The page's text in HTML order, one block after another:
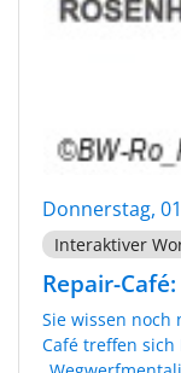
Donnerstag,
Interaktiver
Repair-
Sie wissen noch
Café treffen